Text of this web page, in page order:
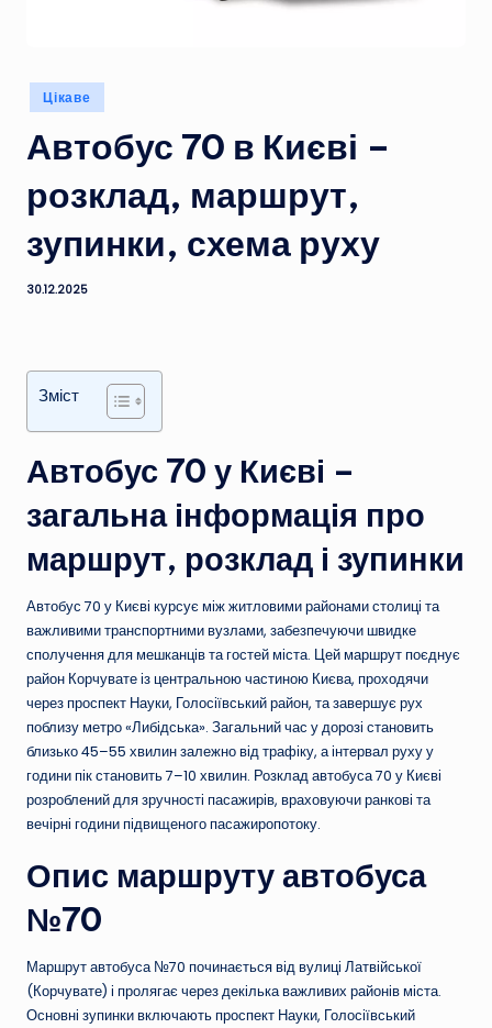
Опубліковано
у
Цікаве
Автобус 70 в Києві –
розклад, маршрут,
зупинки, схема руху
30.12.2025
Зміст
Автобус 70 у Києві –
загальна інформація про
маршрут, розклад і зупинки
Автобус 70 у Києві курсує між житловими районами столиці та
важливими транспортними вузлами, забезпечуючи швидке
сполучення для мешканців та гостей міста. Цей маршрут поєднує
район Корчувате із центральною частиною Києва, проходячи
через проспект Науки, Голосіївський район, та завершує рух
поблизу метро «Либідська». Загальний час у дорозі становить
близько 45–55 хвилин залежно від трафіку, а інтервал руху у
години пік становить 7–10 хвилин. Розклад автобуса 70 у Києві
розроблений для зручності пасажирів, враховуючи ранкові та
вечірні години підвищеного пасажиропотоку.
Опис маршруту автобуса
№70
Маршрут автобуса №70 починається від вулиці Латвійської
(Корчувате) і пролягає через декілька важливих районів міста.
Основні зупинки включають проспект Науки, Голосіївський